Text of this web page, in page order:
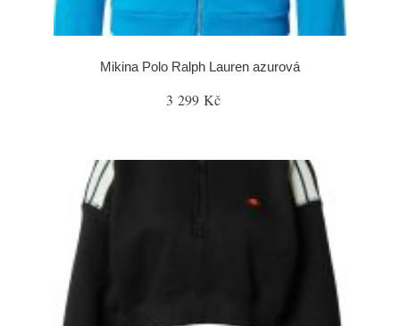
Mikina Polo Ralph Lauren azurová
3 299 Kč